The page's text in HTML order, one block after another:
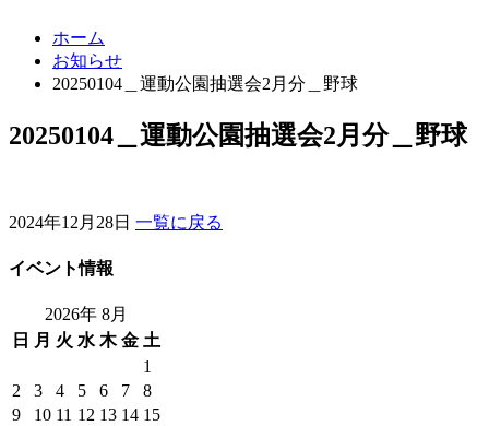
ホーム
お知らせ
20250104＿運動公園抽選会2月分＿野球
20250104＿運動公園抽選会2月分＿野球
2024年12月28日 一覧に戻る
イベント情報
2026年 8月
日
月 火 水 木 金 土
1
2
3 4 5 6 7
8
9
10 11 12 13 14 15